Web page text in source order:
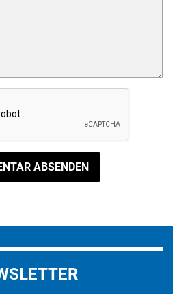
ABSENDEN